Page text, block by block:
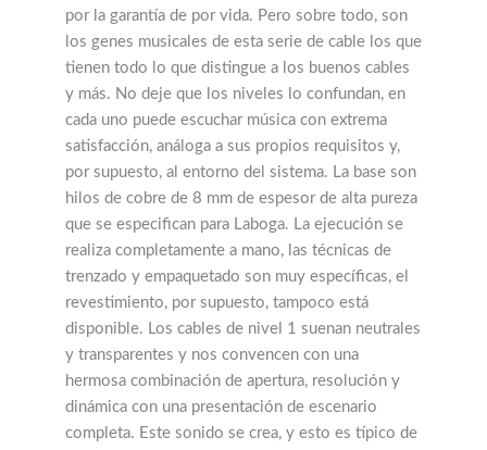
por la garantía de por vida. Pero sobre todo, son
los genes musicales de esta serie de cable los que
tienen todo lo que distingue a los buenos cables
y más. No deje que los niveles lo confundan, en
cada uno puede escuchar música con extrema
satisfacción, análoga a sus propios requisitos y,
por supuesto, al entorno del sistema. La base son
hilos de cobre de 8 mm de espesor de alta pureza
que se especifican para Laboga. La ejecución se
realiza completamente a mano, las técnicas de
trenzado y empaquetado son muy específicas, el
revestimiento, por supuesto, tampoco está
disponible. Los cables de nivel 1 suenan neutrales
y transparentes y nos convencen con una
hermosa combinación de apertura, resolución y
dinámica con una presentación de escenario
completa. Este sonido se crea, y esto es típico de